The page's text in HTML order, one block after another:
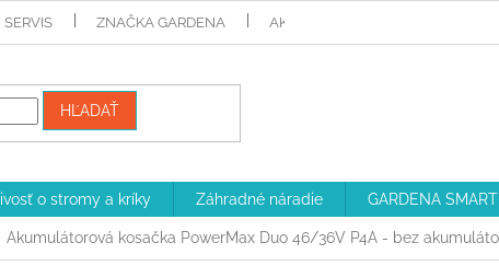
SERVIS ZNAČKA GARDENA AKO NAKUPOVAŤ
HĽADAŤ
o stromy a kríky Záhradné náradie GARDENA
Akumulátorová kosačka PowerMax Duo 46/36V P4A - bez